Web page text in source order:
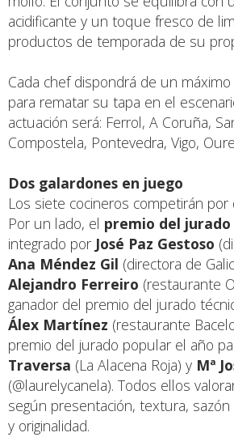
acidificante y un toque fresco de
productos de temporada de su
Cada chef dispondrá de un
para rematar su tapa en el
actuación será: Ferrol, A Coruña,
Compostela, Pontevedra, Vigo,
Dos galardones en juego
Los siete cocineros competirán por
Por un lado, el premio del
integrado por José Paz Gestoso
Ana Méndez Gil (directora de
Alejandro Ferreiro (restaurante
ganador del premio del jurado
Álex Martínez (restaurante
premio del jurado popular el año
Traversa (La Alacena Roja) y Mª
(@laurelycanela). Todos ellos
según presentación, textura,
y originalidad.